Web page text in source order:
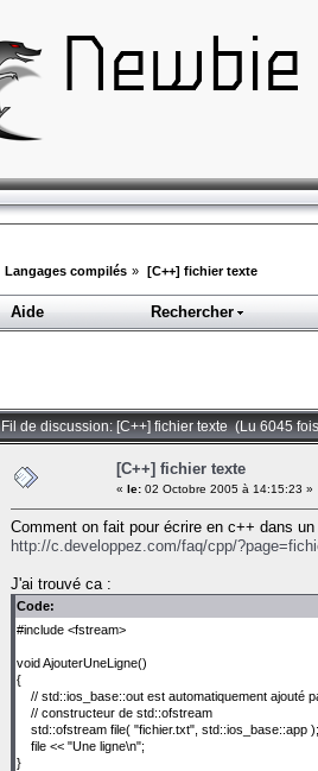
Langages compilés » [C++] fichier texte
Aide Rechercher
Fil de discussion: [C++] fichier texte (Lu 6045
[C++] fichier texte
« le: 02 Octobre 2005 à 14:15:23 »
Comment on fait pour écrire en c++ dans
http://c.developpez.com/faq/cpp/
J'ai trouvé ca :
Code:
#include <fstream>
void AjouterUneLigne()
{
// std::ios_base::out est automatiquement ajouté
// constructeur de std::ofstream
std::ofstream file( "fichier.txt", std::ios_base::app );
file << "Une ligne\n";
}